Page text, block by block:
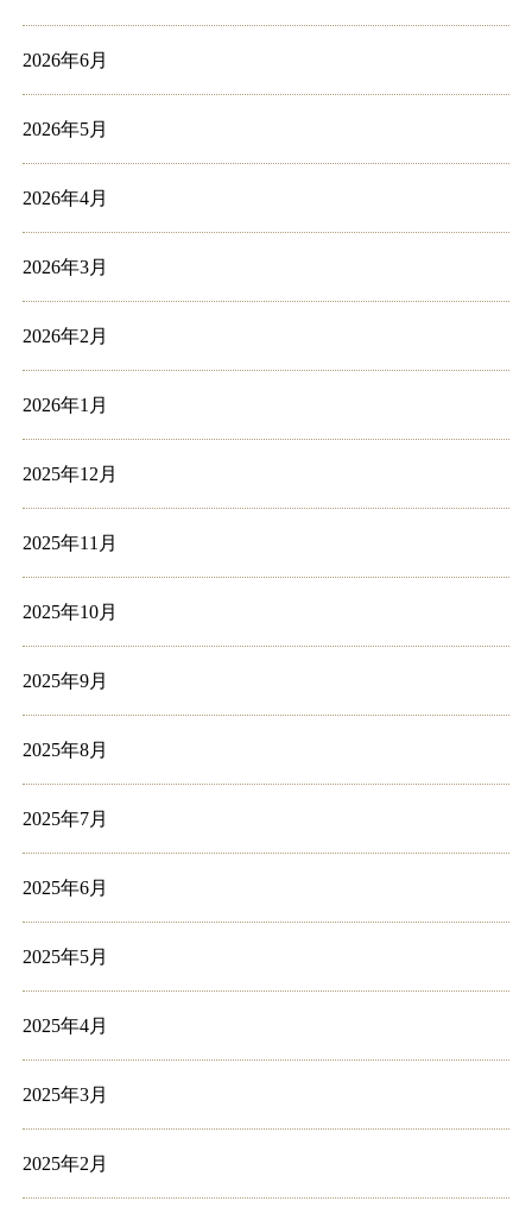
2026年6月
2026年5月
2026年4月
2026年3月
2026年2月
2026年1月
2025年12月
2025年11月
2025年10月
2025年9月
2025年8月
2025年7月
2025年6月
2025年5月
2025年4月
2025年3月
2025年2月